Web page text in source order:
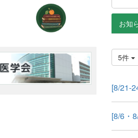
お知
5件
[8/21-
[8/6・